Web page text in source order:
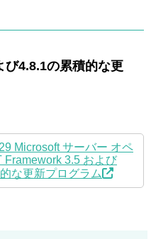
4.8.1の累積的な更
Microsoft サーバー オペ
Framework 3.5 および
な更新プログラム